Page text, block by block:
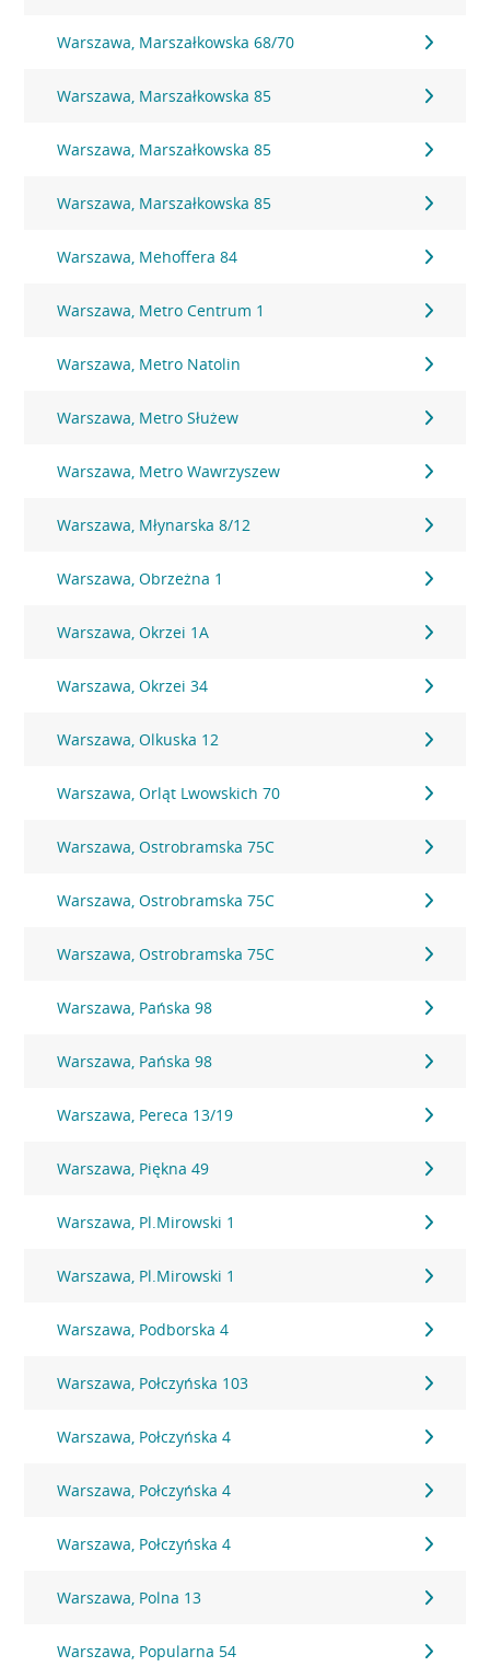
Warszawa, Marszałkowska 68/70
Warszawa, Marszałkowska 85
Warszawa, Marszałkowska 85
Warszawa, Marszałkowska 85
Warszawa, Mehoffera 84
Warszawa, Metro Centrum 1
Warszawa, Metro Natolin
Warszawa, Metro Służew
Warszawa, Metro Wawrzyszew
Warszawa, Młynarska 8/12
Warszawa, Obrzeżna 1
Warszawa, Okrzei 1A
Warszawa, Okrzei 34
Warszawa, Olkuska 12
Warszawa, Orląt Lwowskich 70
Warszawa, Ostrobramska 75C
Warszawa, Ostrobramska 75C
Warszawa, Ostrobramska 75C
Warszawa, Pańska 98
Warszawa, Pańska 98
Warszawa, Pereca 13/19
Warszawa, Piękna 49
Warszawa, Pl.Mirowski 1
Warszawa, Pl.Mirowski 1
Warszawa, Podborska 4
Warszawa, Połczyńska 103
Warszawa, Połczyńska 4
Warszawa, Połczyńska 4
Warszawa, Połczyńska 4
Warszawa, Polna 13
Warszawa, Popularna 54